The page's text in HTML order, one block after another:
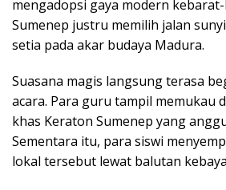
mengadopsi gaya modern
Sumenep justru memilih jalan
setia pada akar budaya Madura.
Suasana magis langsung terasa
acara. Para guru tampil memukau
khas Keraton Sumenep yang
Sementara itu, para siswi
lokal tersebut lewat balutan